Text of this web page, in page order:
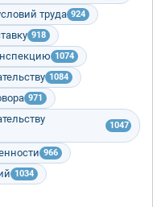
труда 924
918
1074
1084
971
1047
966
1034